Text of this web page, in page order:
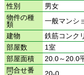
性別
男女
物件の種
類
一般マンシ
建物
鉄筋コンク
部屋数
1室
部屋面積
20.0～20.0
問合せ番